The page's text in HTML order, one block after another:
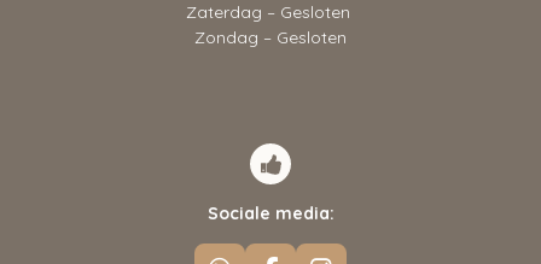
Zaterdag – Gesloten
Zondag – Gesloten
Sociale media: